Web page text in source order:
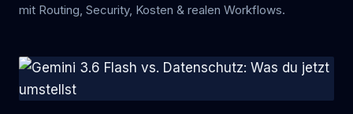
mit Routing, Security, Kosten & realen Workflows.